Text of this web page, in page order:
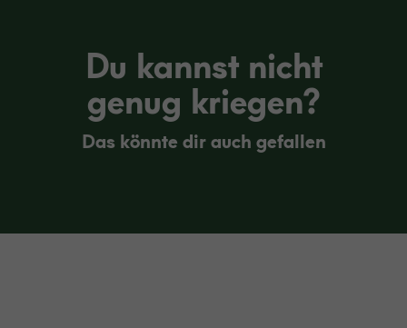
Du kannst nicht
genug kriegen?
Das könnte dir auch gefallen